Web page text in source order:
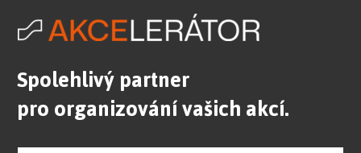
Spolehlivý partner
pro organizování vašich akcí.